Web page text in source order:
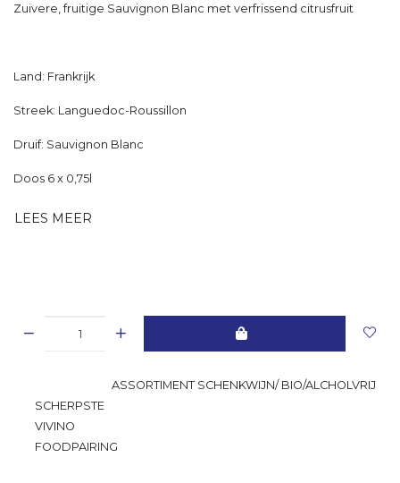
Zuivere, fruitige Sauvignon Blanc met verfrissend citrusfruit
Land: Frankrijk
Streek: Languedoc-Roussillon
Druif: Sauvignon Blanc
Doos 6 x 0,75l
LEES MEER
ASSORTIMENT SCHENKWIJN/ BIO/ALCHOLVRIJ
SCHERPSTE
VIVINO
FOODPAIRING